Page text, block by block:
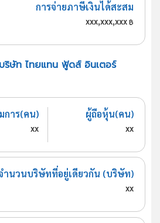
การจ่ายภาษีเงินได้สะสม
xxx,xxx,xxx฿
ริษัท ไทยแทน ฟู้ดส์ อินเตอร์
การ(คน)
xx
ผู้ถือหุ้น(คน)
xx
ำนวนบริษัทที่อยู่เดียวกัน (บริษัท)
xx